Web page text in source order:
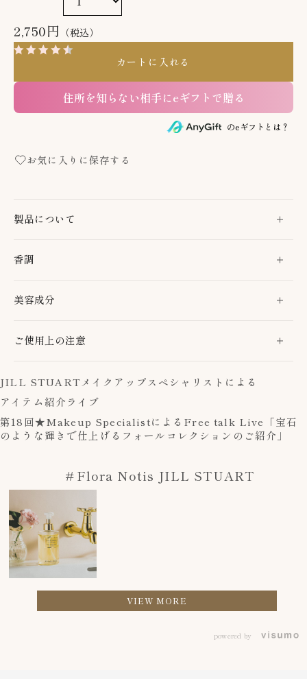
2,750円 （税込）
カートに入れる
住所を知らない相手にeギフトで贈る
のeギフトとは？
お気に入りに保存する
製品について
香調
美容成分
ご使用上の注意
JILL STUARTメイクアップスペシャリストによる
アイテム紹介ライブ
第18回★Makeup SpecialistによるFree talk Live「宝石
のような輝きで仕上げるフォールコレクションのご紹介」
＃Flora Notis JILL STUART
VIEW MORE
powered by